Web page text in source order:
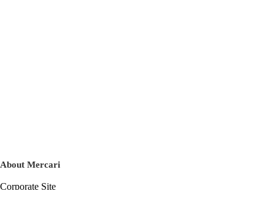
About Mercari
Corporate Site